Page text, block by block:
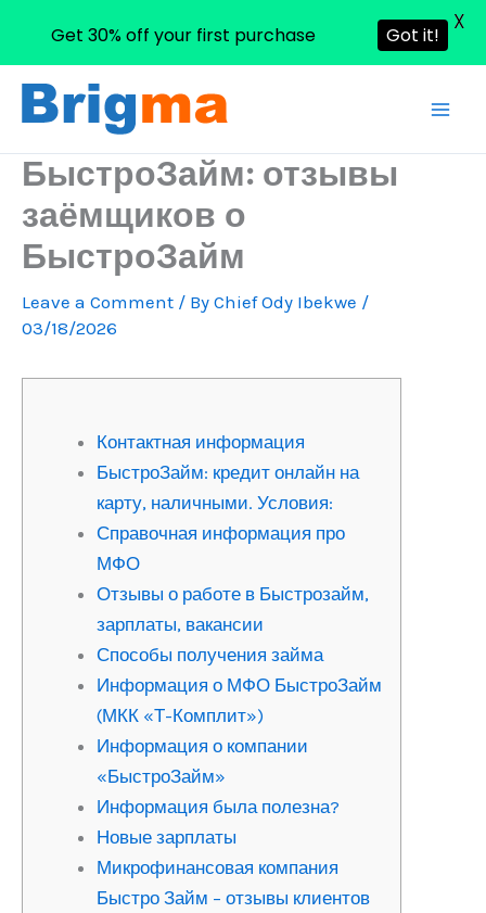
Skip
БыстроЗайм: отзывы
заёмщиков о
БыстроЗайм
Leave a Comment / By Chief Ody Ibekwe /
03/18/2026
Контактная информация
БыстроЗайм: кредит онлайн на
карту, наличными. Условия:
Справочная информация про
МФО
Отзывы о работе в Быстрозайм,
зарплаты, вакансии
Способы получения займа
Информация о МФО БыстроЗайм
(МКК «Т-Комплит»)
Информация о компании
«БыстроЗайм»
Информация была полезна?
Новые зарплаты
Микрофинансовая компания
Быстро Займ – отзывы клиентов
Get 30% off your first purchase Got it!
X